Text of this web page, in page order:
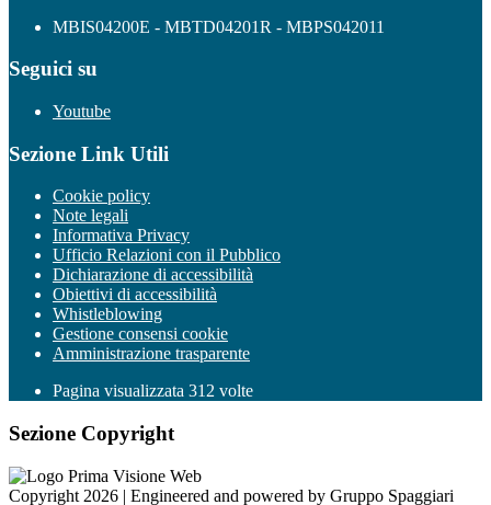
MBIS04200E - MBTD04201R - MBPS042011
Seguici su
Youtube
Sezione Link Utili
Cookie policy
Note legali
Informativa Privacy
Ufficio Relazioni con il Pubblico
Dichiarazione di accessibilità
Obiettivi di accessibilità
Whistleblowing
Gestione consensi cookie
Amministrazione trasparente
Pagina visualizzata 312 volte
Sezione Copyright
Copyright 2026 | Engineered and powered by Gruppo Spaggiari